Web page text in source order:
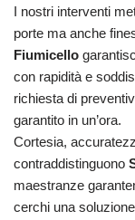
I nostri interventi
porte ma anche
Fiumicello
con rapidità e
richiesta di
garantito in un’ora.
Cortesia,
contraddistinguono
maestranze
cerchi una